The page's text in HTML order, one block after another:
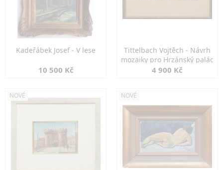
Kadeřábek Josef - V lese
10 500 Kč
Tittelbach Vojtěch - Návrh
mozaiky pro Hrzánský palác
4 900 Kč
NOVÉ NOVÉ